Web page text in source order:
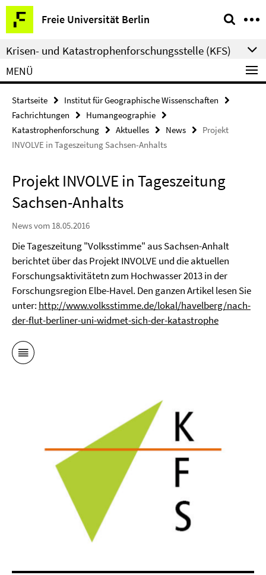
Springe
direkt
zu
Inhalt
Freie Universität Berlin
Service-
Navigation
Krisen- und Katastrophenforschungsstelle (KFS)
MENÜ
Startseite
Institut für Geographische Wissenschaften
Fachrichtungen
Humangeographie
Katastrophenforschung
Aktuelles News
Projekt
INVOLVE in Tageszeitung Sachsen-Anhalts
Projekt INVOLVE in Tageszeitung
Sachsen-Anhalts
News vom 18.05.2016
Die Tageszeitung "Volksstimme" aus Sachsen-Anhalt
berichtet über das Projekt INVOLVE und die aktuellen
Forschungsaktivitätetn zum Hochwasser 2013 in der
Forschungsregion Elbe-Havel. Den ganzen Artikel lesen Sie
unter: http://www.volksstimme.de/lokal/havelberg/nach-
der-flut-berliner-uni-widmet-sich-der-katastrophe